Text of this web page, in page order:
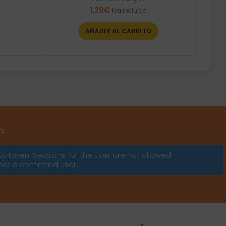
1,29€ Iva incluido
AÑADIR AL CARRITO
token: Sessions for the user are not allowed
a confirmed user.